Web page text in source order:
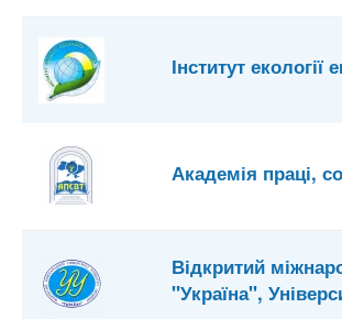
Інститут екології
Академія праці,
Відкритий
"Україна",